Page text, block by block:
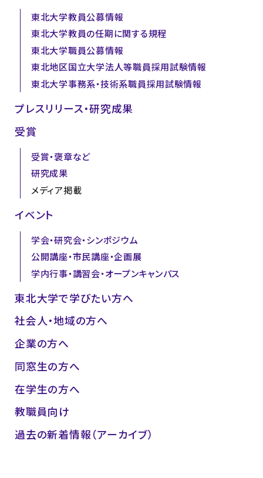
東北大学教員公募情報
東北大学教員の任期に関する規程
東北大学職員公募情報
東北地区国立大学法人等職員採用試験情報
東北大学事務系・技術系職員採用試験情報
プレスリリース・研究成果
受賞
受賞・褒章など
研究成果
メディア掲載
イベント
学会・研究会・シンポジウム
公開講座・市民講座・企画展
学内行事・講習会・オープンキャンパス
東北大学で学びたい方へ
社会人・地域の方へ
企業の方へ
同窓生の方へ
在学生の方へ
教職員向け
過去の新着情報（アーカイブ）